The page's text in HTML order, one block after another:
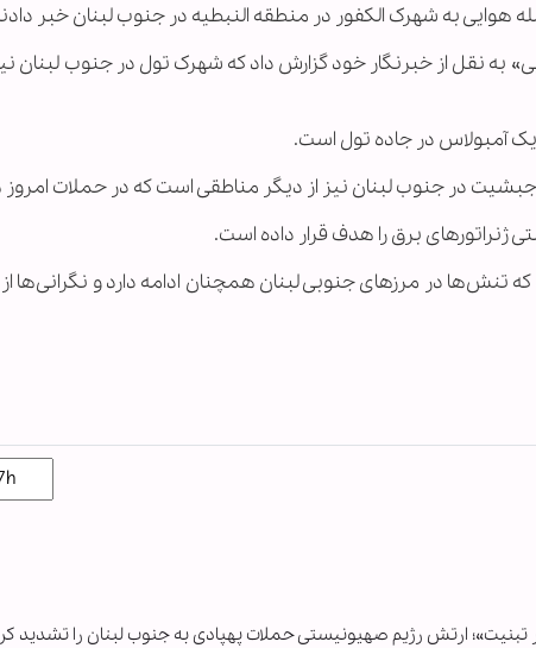
هوایی به شهرک الکفور در منطقه النبطیه در جنوب لبنان خبر
به نقل از خبرنگار خود گزارش داد که شهرک تول در جنوب لبنان
آمبولاس در جاده تول است.
در جنوب لبنان نیز از دیگر مناطقی است که در حملات
ژنراتورهای برق را هدف قرار داده است.
تنش‌ها در مرزهای جنوبی لبنان همچنان ادامه دارد و نگرانی‌ها
تبنیت»؛ ارتش رژیم صهیونیستی حملات پهپادی به جنوب لبنان را تشدید